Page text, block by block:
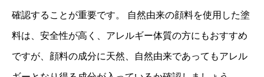
確認することが重要です。 自然由来の顔料を使用した塗
料は、安全性が高く、アレルギー体質の方にもおすすめ
ですが、顔料の成分に天然、自然由来であってもアレル